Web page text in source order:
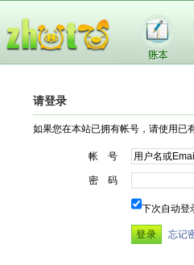
请登录
如果您在本站已拥有帐号，请使用已
帐 号
密 码
下次自动登
忘记